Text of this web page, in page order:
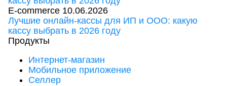
E-commerce 10.06.2026
Лучшие онлайн-кассы для ИП и ООО: какую
кассу выбрать в 2026 году
Продукты
Интернет-магазин
Мобильное приложение
Селлер